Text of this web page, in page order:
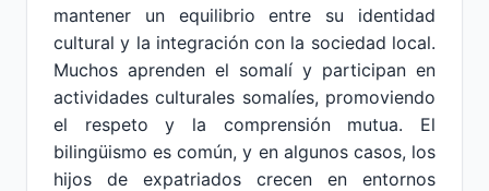
mantener un equilibrio entre su identidad
cultural y la integración con la sociedad local.
Muchos aprenden el somalí y participan en
actividades culturales somalíes, promoviendo
el respeto y la comprensión mutua. El
bilingüismo es común, y en algunos casos, los
hijos de expatriados crecen en entornos